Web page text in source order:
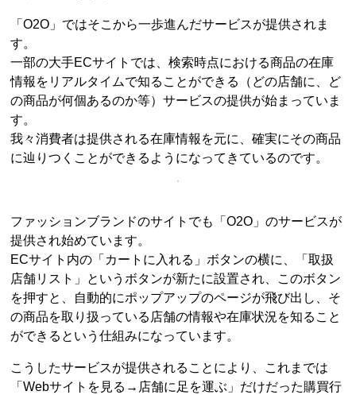
「O2O」ではそこから一歩進んだサービスが提供されま
す。
一部の大手ECサイトでは、検索時点における商品の在庫
情報をリアルタイムで知ることができる（どの店舗に、ど
の商品が何個あるのか等）サービスの提供が始まっていま
す。
我々消費者は提供される在庫情報を元に、確実にその商品
に辿りつくことができるようになってきているのです。
ファッションブランドのサイトでも「O2O」のサービスが
提供され始めています。
ECサイト内の「カートに入れる」ボタンの横に、「取扱
店舗リスト」というボタンが新たに設置され、このボタン
を押すと、自動的にポップアップのページが飛び出し、そ
の商品を取り扱っている店舗の情報や在庫状況を知ること
ができるという仕組みになっています。
こうしたサービスが提供されることにより、これまでは
「Webサイトを見る→店舗に足を運ぶ」だけだった購買行